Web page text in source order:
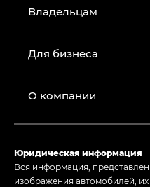
Владельцам
Для бизнеса
О компании
Юридическая информация
Вся информация,
изображения автомобилей,